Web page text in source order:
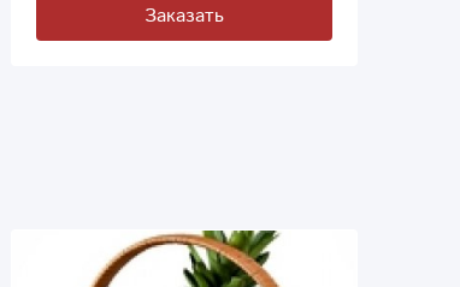
Заказать